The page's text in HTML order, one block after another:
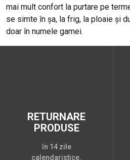
mai mult confort la purtare pe
se simte în șa, la frig, la ploaie și
doar în numele gamei.
RETURNARE
PRODUSE
în 14 zile
calendaristice.